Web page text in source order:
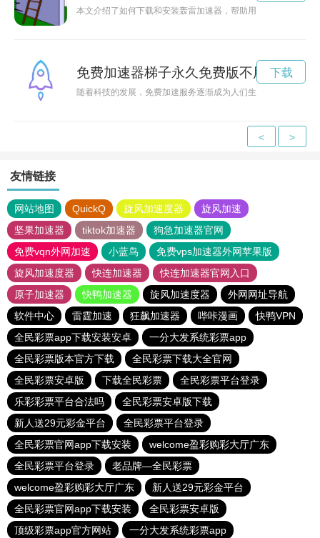
本文介绍了如何下载和安装轰雷加速器，帮助用户解决网络加速
免费加速器梯子永久免费版不用登录
随着科技的发展，免费加速服务逐渐成为人们生活中的必备利
下载
< >
友情链接
网站地图 QuickQ 旋风加速度器
旋风加速
坚果加速器
tiktok加速器
狗急加速器官网
免费vqn外网加速
小蓝鸟
免费vps加速器外网苹果版
旋风加速度器
快连加速器
快连加速器官网入口
原子加速器
快鸭加速器 旋风加速度器
外网网址导航
软件中心
雷霆加速 狂飙加速器 哔咔漫画
快鸭VPN
全民彩票app下载安装安卓
一分大发系统彩票app
全民彩票版本官方下载
全民彩票下载大全官网
全民彩票安卓版
下载全民彩票
全民彩票平台登录
乐彩彩票平台合法吗
全民彩票安卓版下载
新人送29元彩金平台
全民彩票平台登录
全民彩票官网app下载安装
welcome盈彩购彩大厅广东
全民彩票平台登录
老品牌—全民彩票
welcome盈彩购彩大厅广东
新人送29元彩金平台
全民彩票官网app下载安装
全民彩票安卓版
顶级彩票app官方网站
一分大发系统彩票app